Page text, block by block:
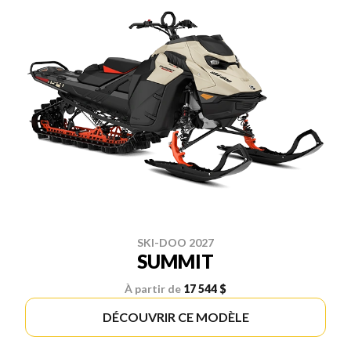
SKI-DOO 2027
SUMMIT
À partir de 17 544 $
DÉCOUVRIR CE MODÈLE